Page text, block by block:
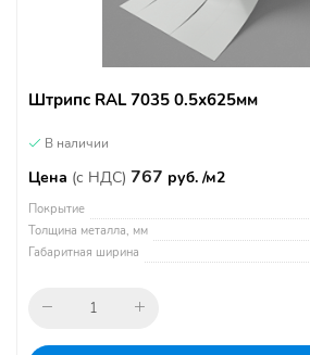
Штрипс RAL 7035 0.5х625мм
В наличии
Цена (с НДС) 767 руб. /м2
Покрытие
Толщина металла, мм
Габаритная ширина